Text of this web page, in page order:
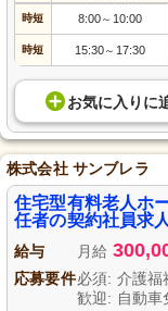
時短 8:00～ 10:00
時短 15:30～ 17:30
お気に入り に
株式会社 サンブレラ
住宅型有料老人ホ
任者の契約社員求人
給与 月給
応募要件必須: 介護福
歓迎: 自動車